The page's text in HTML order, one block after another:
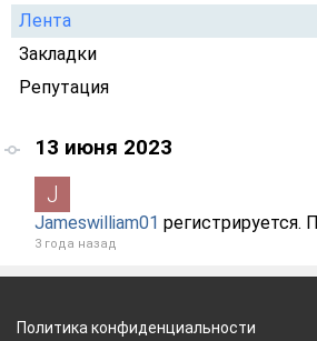
Лента
Закладки
Репутация
13 июня 2023
Jameswilliam01 регистрируется.
3 года назад
Политика конфиденциальности